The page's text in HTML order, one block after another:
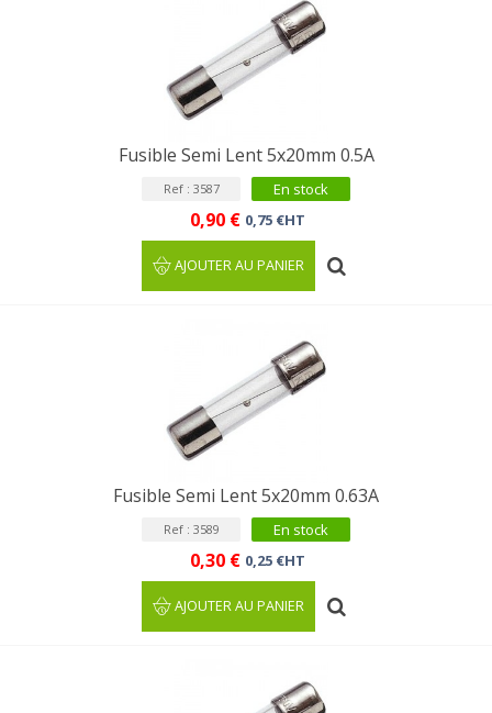
Fusible Semi Lent 5x20mm 0.5A
Ref : 3587 En stock
0,90 € 0,75 €HT
AJOUTER AU PANIER
Fusible Semi Lent 5x20mm 0.63A
Ref : 3589 En stock
0,30 € 0,25 €HT
AJOUTER AU PANIER